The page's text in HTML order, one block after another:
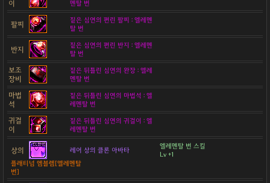
이
멘탈 번
팔찌
짙은 심연의 편린 팔찌 : 엘레멘
탈 번
반지
짙은 심연의 편린 반지 : 엘레멘
탈 번
보조
장비
짙은 뒤틀린 심연의 완장 : 엘레
멘탈 번
마법
석
짙은 뒤틀린 심연의 마법석 : 엘
레멘탈 번
귀걸
이
짙은 뒤틀린 심연의 귀걸이 : 엘
레멘탈 번
상의 레어 상의 클론 아바타
엘레멘탈 번 스킬
Lv +1
플래티넘 엠블렘[엘레멘탈
번]